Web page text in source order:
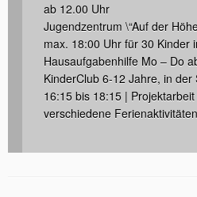
ab 12.00 Uhr
Jugendzentrum \“Auf der
max. 18:00 Uhr für 30 Kinder
Hausaufgabenhilfe Mo – Do
KinderClub 6-12 Jahre, in der
16:15 bis 18:15 |
verschiedene Ferienaktivitäten